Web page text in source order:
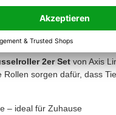
Klebefläche der großen
Nachhaltig
2er Setvon Axis
sorgen dafür, dass
– ideal für Zuhause